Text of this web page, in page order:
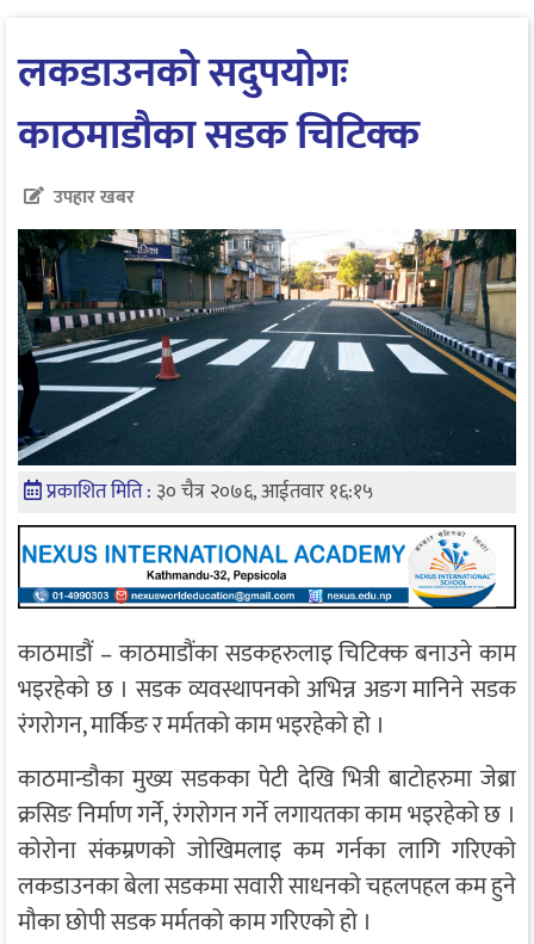
लकडाउनको सदुपयोगः
काठमाडौका सडक चिटिक्क
उपहार खबर
प्रकाशित मिति : ३० चैत्र २०७६, आईतवार १६:१५
काठमाडौं – काठमाडौंका सडकहरुलाइ चिटिक्क बनाउने काम
भइरहेको छ । सडक व्यवस्थापनको अभिन्न अङग मानिने सडक
रंगरोगन, मार्किङ र मर्मतको काम भइरहेको हो ।
काठमान्डौका मुख्य सडकका पेटी देखि भित्री बाटोहरुमा जेब्रा
क्रसिङ निर्माण गर्ने, रंगरोगन गर्ने लगायतका काम भइरहेको छ ।
कोरोना संकम्रणको जोखिमलाइ कम गर्नका लागि गरिएको
लकडाउनका बेला सडकमा सवारी साधनको चहलपहल कम हुने
मौका छोपी सडक मर्मतको काम गरिएको हो ।